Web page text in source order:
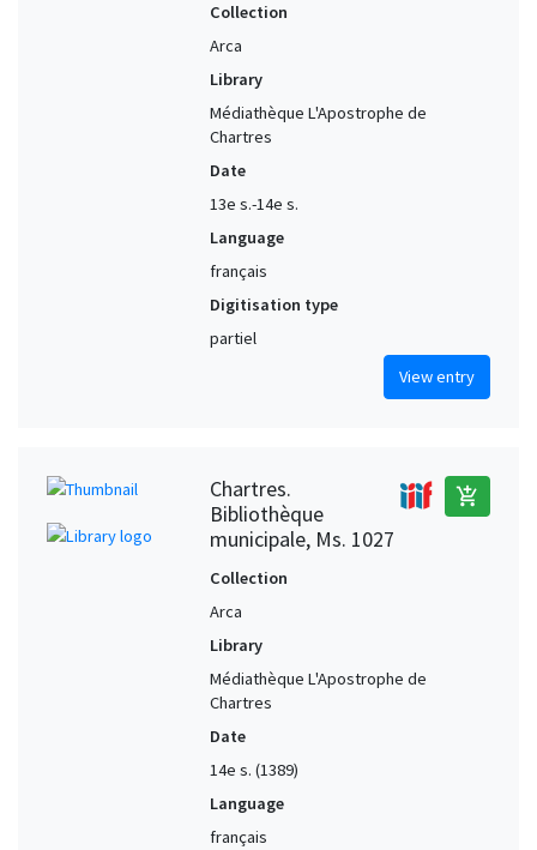
Collection
Arca
Library
Médiathèque L'Apostrophe de
Chartres
Date
13e s.-14e s.
Language
français
Digitisation type
partiel
View entry
Chartres.
Bibliothèque
municipale, Ms. 1027
add_shopping_cart
Collection
Arca
Library
Médiathèque L'Apostrophe de
Chartres
Date
14e s. (1389)
Language
français